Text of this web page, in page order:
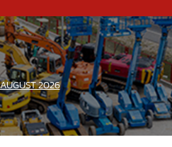
2026